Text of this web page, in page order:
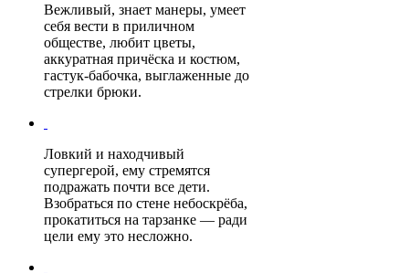
Вежливый, знает манеры, умеет
себя вести в приличном
обществе, любит цветы,
аккуратная причёска и костюм,
гастук-бабочка, выглаженные до
стрелки брюки.
Ловкий и находчивый
супергерой, ему стремятся
подражать почти все дети.
Взобраться по стене небоскрёба,
прокатиться на тарзанке — ради
цели ему это несложно.